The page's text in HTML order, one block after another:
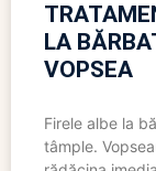
LA
VOPSEA
Firele albe la
tâmple.